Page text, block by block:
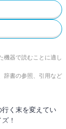
機器で読むことに適し
辞書の参照、引用など
く末を変えてい
！